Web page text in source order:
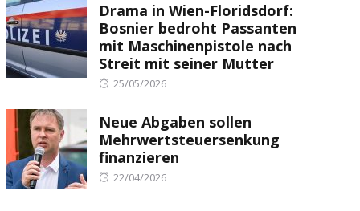
Drama in Wien-Floridsdorf:
Bosnier bedroht Passanten
mit Maschinenpistole nach
Streit mit seiner Mutter
Posted
25/05/2026
Neue Abgaben sollen
Mehrwertsteuersenkung
finanzieren
Posted
22/04/2026